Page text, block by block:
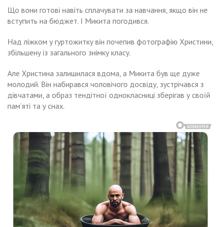
Що вони готові навіть сплачувати за навчання, якщо він не
вступить на бюджет. І Микита погодився.
Над ліжком у гуртожитку він почепив фотографію Христини,
збільшену із загального знімку класу.
Але Христина залишилася вдома, а Микита був ще дуже
молодий. Він набирався чоловічого досвіду, зустрічався з
дівчатами, а образ тендітної однокласниці зберігав у своїй
пам’яті та у снах.